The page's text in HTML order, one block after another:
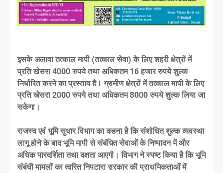
इसके अलावा तत्काल मापी (तत्काल सेवा) के लिए शहरी क्षेत्रों में
प्रति खेसरा 4000 रुपये तथा अधिकतम 16 हजार रुपये शुल्क
निर्धारित करने का प्रस्ताव है। ग्रामीण क्षेत्रों में तत्काल मापी के लिए
प्रति खेसरा 2000 रुपये तथा अधिकतम 8000 रुपये शुल्क लिया जा
सकेगा।
राजस्व एवं भूमि सुधार विभाग का कहना है कि संशोधित शुल्क व्यवस्था
लागू होने के बाद भूमि मापी से संबंधित सेवाओं के निष्पादन में और
अधिक पारदर्शिता तथा दक्षता आएगी। विभाग ने स्पष्ट किया है कि भूमि
संबंधी मामलों का त्वरित निपटारा सरकार की प्राथमिकताओं में